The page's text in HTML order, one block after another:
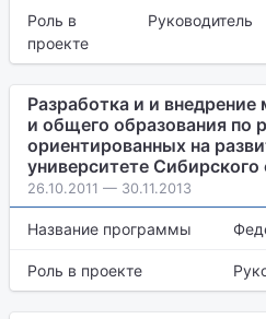
Роль в
проекте
Руководитель
Разработка и и
и общего образования
ориентированных на
университете Сибирского
26.10.2011 — 30.11.2013
Название программы
Роль в проекте